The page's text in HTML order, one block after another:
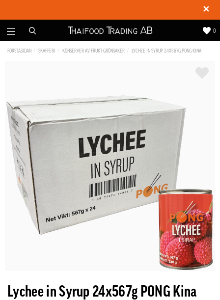
✕
0
FÖRSTASIDAN SKAFFERI KONSERVER AV FRUKT-GRÖNSAKER LYCHEE IN SYRUP 24X567G PONG KINA
Lychee in Syrup 24x567g PONG Kina